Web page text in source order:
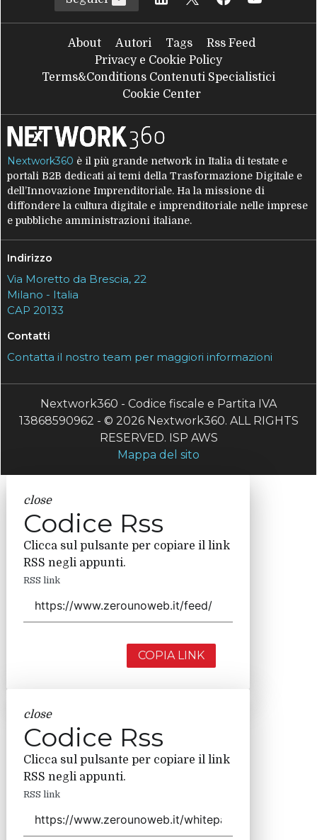
About Autori Tags
Rss Feed
Privacy e Cookie Policy
Terms&Conditions Contenuti Specialistici
Cookie Center
Nextwork360 è il più grande network in Italia di testate e
portali B2B dedicati ai temi della Trasformazione Digitale e
dell’Innovazione Imprenditoriale. Ha la missione di
diffondere la cultura digitale e imprenditoriale nelle imprese
e pubbliche amministrazioni italiane.
Indirizzo
Via Moretto da Brescia, 22
Milano - Italia
CAP 20133
Contatti
Contatta il nostro team per maggiori informazioni
Nextwork360 - Codice fiscale e Partita IVA
13868590962 - © 2026 Nextwork360. ALL RIGHTS
RESERVED. ISP AWS
Mappa del sito
close
Codice Rss
Clicca sul pulsante per copiare il link
RSS negli appunti.
RSS link
COPIA LINK
close
Codice Rss
Clicca sul pulsante per copiare il link
RSS negli appunti.
RSS link